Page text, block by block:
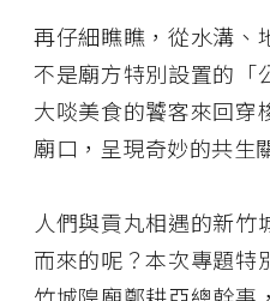
再仔細瞧瞧，從水溝、
不是廟方特別設置的「
大啖美食的饕客來回穿
廟口，呈現奇妙的共生
人們與貢丸相遇的新
而來的呢？本次專題特